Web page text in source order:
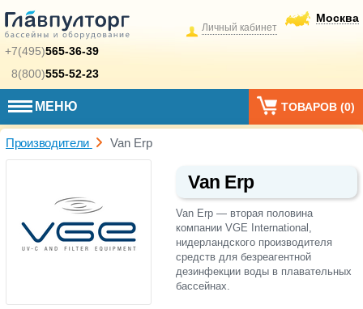
+7(495)565-36-39
8(800)555-52-23
Москва
Личный кабинет
МЕНЮ ТОВАРОВ (0)
Производители Van Erp
Van Erp
Van Erp — вторая половина
компании VGE International,
нидерландского производителя
средств для безреагентной
дезинфекции воды в плавательных
бассейнах.